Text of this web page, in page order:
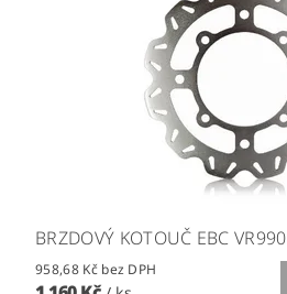
BRZDOVÝ KOTOUČ EBC VR990
958,68 Kč bez DPH